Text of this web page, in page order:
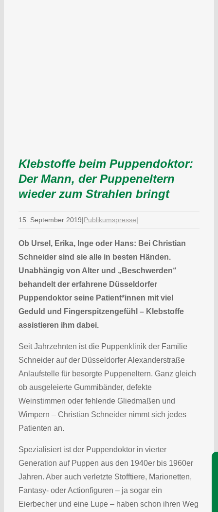
Klebstoffe beim Puppendoktor:
Der Mann, der Puppeneltern
wieder zum Strahlen bringt
15. September 2019|Publikumspresse|
Ob Ursel, Erika, Inge oder Hans: Bei Christian
Schneider sind sie alle in besten Händen.
Unabhängig von Alter und „Beschwerden“
behandelt der erfahrene Düsseldorfer
Puppendoktor seine Patient*innen mit viel
Geduld und Fingerspitzengefühl – Klebstoffe
assistieren ihm dabei.
Seit Jahrzehnten ist die Puppenklinik der Familie
Schneider auf der Düsseldorfer Alexanderstraße
Anlaufstelle für besorgte Puppeneltern. Ganz gleich
ob ausgeleierte Gummibänder, defekte
Weinstimmen oder fehlende Gliedmaßen und
Wimpern – Christian Schneider nimmt sich jedes
Patienten an.
Spezialisiert ist der Puppendoktor in vierter
Generation auf Puppen aus den 1940er bis 1960er
Jahren. Aber auch verletzte Stofftiere, Marionetten,
Fantasy- oder Actionfiguren – ja sogar ein
Eierbecher und eine Lupe – haben schon ihren Weg